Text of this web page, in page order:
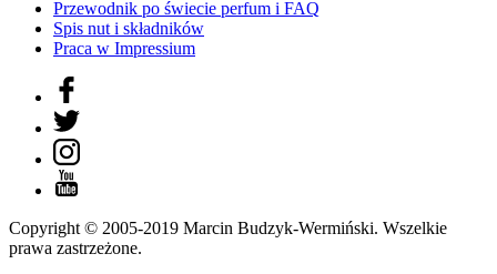
Przewodnik po świecie perfum i FAQ
Spis nut i składników
Praca w Impressium
Copyright © 2005-2019 Marcin Budzyk-Wermiński. Wszelkie
prawa zastrzeżone.